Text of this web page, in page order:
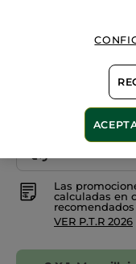
Entrega
Pago Seguro
Las
calculadas en
recomendados
VER P.T.R 2026